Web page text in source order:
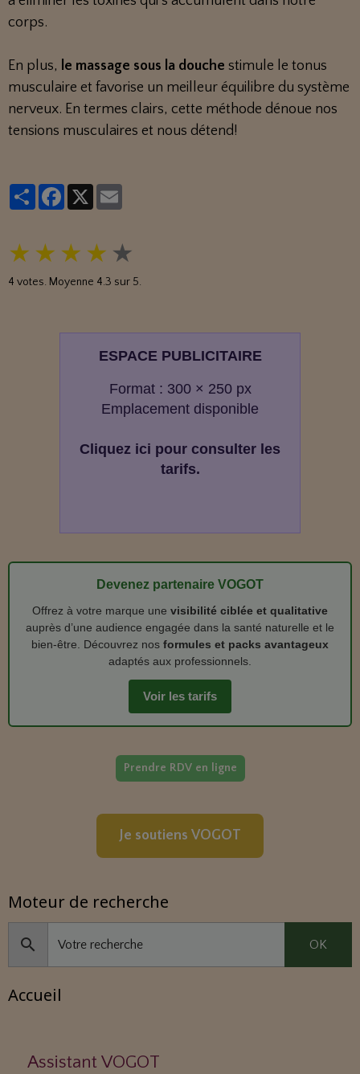
corps.
En plus, le massage sous la douche stimule le tonus
musculaire et favorise un meilleur équilibre du système
nerveux. En termes clairs, cette méthode dénoue nos
tensions musculaires et nous détend!
PartagerFacebook
★ ★ ★ ★ ★
4 votes. Moyenne 4.3 sur 5.
ESPACE PUBLICITAIRE
Format : 300 × 250 px
Emplacement disponible
Cliquez ici pour consulter les
tarifs.
Devenez partenaire VOGOT
Offrez à votre marque une visibilité ciblée et qualitative
auprès d’une audience engagée dans la santé naturelle et le
bien‑être. Découvrez nos formules et packs avantageux
adaptés aux professionnels.
Voir les tarifs
Prendre RDV en ligne
Je soutiens VOGOT
Moteur de recherche
OK
Accueil
Assistant VOGOT